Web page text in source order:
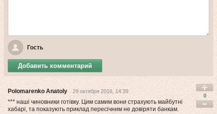
Гость
Добавить комментарий
Polomarenko Anatoly 29 октября 2016, 14:39
*** наші чиновники готівку. Цим самим вони страхують майбутні
хабарі, та показують приклад пересічним не довіряти банкам.
0